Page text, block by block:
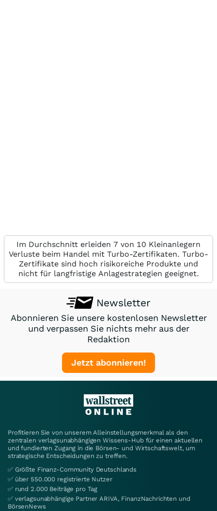
Im Durchschnitt erleiden 7 von 10 Kleinanlegern
Verluste beim Handel mit Turbo-Zertifikaten. Turbo-
Zertifikate sind hoch risikoreiche Produkte und
nicht für langfristige Anlagestrategien geeignet.
Newsletter
Abonnieren Sie unsere kostenlosen Newsletter
und verpassen Sie nichts mehr aus der
Redaktion
Jetzt abonnieren!
Profitieren Sie von unserem Alleinstellungsmerkmal als den
zentralen verlagsunabhängigen Wissens-Hub für einen aktuellen
und fundierten Zugang in die Börsen- und Wirtschaftswelt, um
strategische Entscheidungen zu treffen.
✅ Größte Finanz-Community Deutschlands
✅ über 550.000 registrierte Nutzer
✅ rund 2.000 Beiträge pro Tag
✅ verlagsunabhängige Partner ARIVA, FinanzNachrichten und
BörsenNews